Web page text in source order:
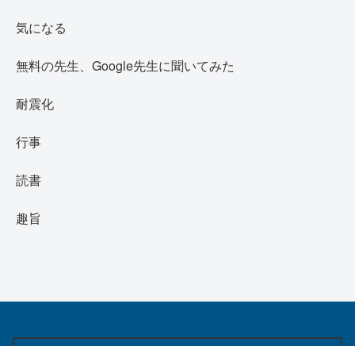
気になる
無料の先生、Google先生に聞いてみた
耐震化
行事
読書
趣旨